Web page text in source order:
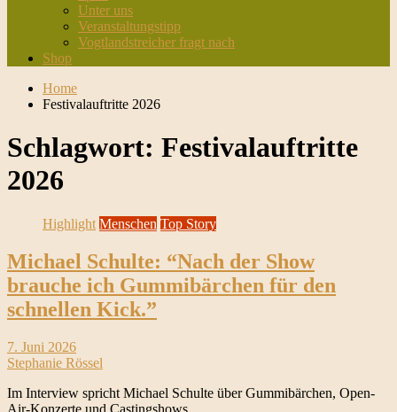
Unter uns
Veranstaltungstipp
Vogtlandstreicher fragt nach
Shop
Home
Festivalauftritte 2026
Schlagwort: Festivalauftritte
2026
Highlight Menschen Top Story
Michael Schulte: “Nach der Show
brauche ich Gummibärchen für den
schnellen Kick.”
7. Juni 2026
Stephanie Rössel
Im Interview spricht Michael Schulte über Gummibärchen, Open-
Air-Konzerte und Castingshows.